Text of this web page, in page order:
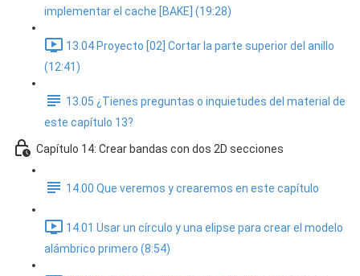
implementar el cache [BAKE] (19:28)
13.04 Proyecto [02] Cortar la parte superior del anillo
(12:41)
13.05 ¿Tienes preguntas o inquietudes del material de
este capítulo 13?
Capítulo 14: Crear bandas con dos 2D secciones
14.00 Que veremos y crearemos en este capítulo
14.01 Usar un círculo y una elipse para crear el modelo
alámbrico primero (8:54)